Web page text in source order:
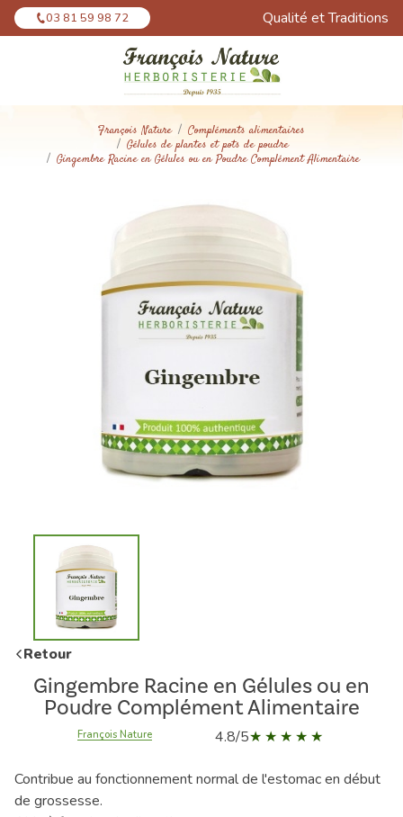
03 81 59 98 72 Qualité et Traditions
François Nature
Compléments alimentaires
Gélules de plantes et pots de poudre
Gingembre Racine en Gélules ou en Poudre Complément Alimentaire
Retour
Gingembre Racine en Gélules ou en
Poudre Complément Alimentaire
François Nature 4.8/5
Contribue au fonctionnement normal de l'estomac en début
de grossesse.
Panneau de gestion des cookies